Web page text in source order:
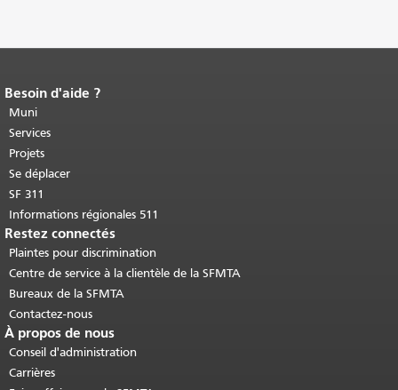
Fin du contenu de la page.
cette page se répète sur chaque page.
Retour au haut du contenu principal
Besoin d'aide ?
Muni
Services
Projets
Se déplacer
SF 311
Informations régionales 511
Restez connectés
Plaintes pour discrimination
Centre de service à la clientèle de la SFMTA
Bureaux de la SFMTA
Contactez-nous
À propos de nous
Conseil d'administration
Carrières